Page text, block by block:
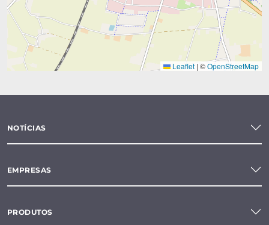
Leaflet | ©OpenStreetMap
NOTÍCIAS
EMPRESAS
PRODUTOS